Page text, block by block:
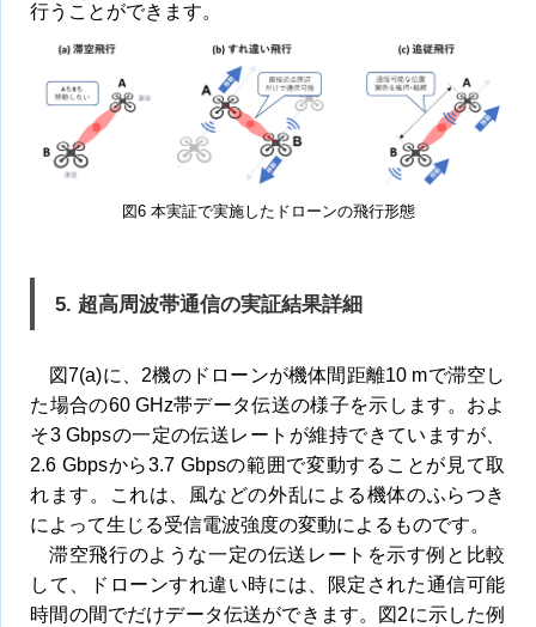
行うことができます。
図6 本実証で実施したドローンの飛行形態
5. 超高周波帯通信の実証結果詳細
図7(a)に、2機のドローンが機体間距離10 mで滞空し
た場合の60 GHz帯データ伝送の様子を示します。およ
そ3 Gbpsの一定の伝送レートが維持できていますが、
2.6 Gbpsから3.7 Gbpsの範囲で変動することが見て取
れます。これは、風などの外乱による機体のふらつき
によって生じる受信電波強度の変動によるものです。
滞空飛行のような一定の伝送レートを示す例と比較
して、ドローンすれ違い時には、限定された通信可能
時間の間でだけデータ伝送ができます。図2に示した例